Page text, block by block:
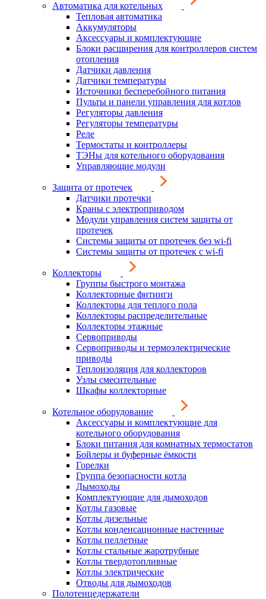
Автоматика для котельных
Тепловая автоматика
Аккумуляторы
Аксессуары и комплектующие
Блоки расширения для контроллеров систем
отопления
Датчики давления
Датчики температуры
Источники бесперебойного питания
Пульты и панели управления для котлов
Регуляторы давления
Регуляторы температуры
Реле
Термостаты и контроллеры
ТЭНы для котельного оборудования
Управляющие модули
Защита от протечек
Датчики протечки
Краны с электроприводом
Модули управления систем защиты от
протечек
Системы защиты от протечек без wi-fi
Системы защиты от протечек с wi-fi
Коллекторы
Группы быстрого монтажа
Коллекторные фитинги
Коллекторы для теплого пола
Коллекторы распределительные
Коллекторы этажные
Сервоприводы
Сервоприводы и термоэлектрические
приводы
Теплоизоляция для коллекторов
Узлы смесительные
Шкафы коллекторные
Котельное оборудование
Аксессуары и комплектующие для
котельного оборудования
Блоки питания для комнатных термостатов
Бойлеры и буферные ёмкости
Горелки
Группа безопасности котла
Дымоходы
Комплектующие для дымоходов
Котлы газовые
Котлы дизельные
Котлы конденсационные настенные
Котлы пеллетные
Котлы стальные жаротрубные
Котлы твердотопливные
Котлы электрические
Отводы для дымоходов
Полотенцедержатели